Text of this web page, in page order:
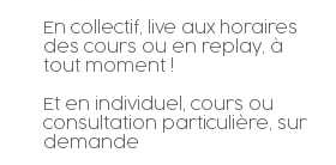
En collectif, live aux horaires
des cours ou en replay, à
tout moment !
Et en individuel, cours ou
consultation particulière, sur
demande